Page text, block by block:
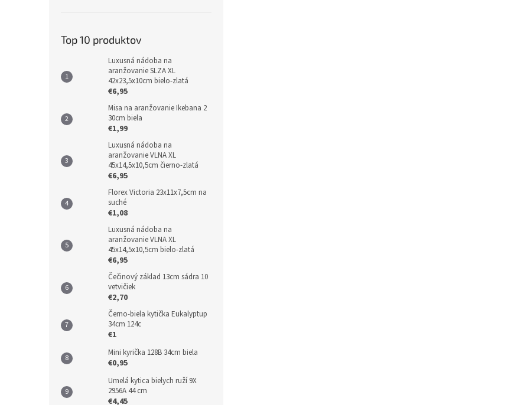
Top 10 produktov
Luxusná nádoba na
aranžovanie SLZA XL
42x23,5x10cm bielo-zlatá
€6,95
Misa na aranžovanie Ikebana 2
30cm biela
€1,99
Luxusná nádoba na
aranžovanie VLNA XL
45x14,5x10,5cm čierno-zlatá
€6,95
Florex Victoria 23x11x7,5cm na
suché
€1,08
Luxusná nádoba na
aranžovanie VLNA XL
45x14,5x10,5cm bielo-zlatá
€6,95
Čečinový základ 13cm sádra 10
vetvičiek
€2,70
Černo-biela kytička Eukalyptup
34cm 124c
€1
Mini kyrička 128B 34cm biela
€0,95
Umelá kytica bielych ruží 9X
2956A 44 cm
€4,45